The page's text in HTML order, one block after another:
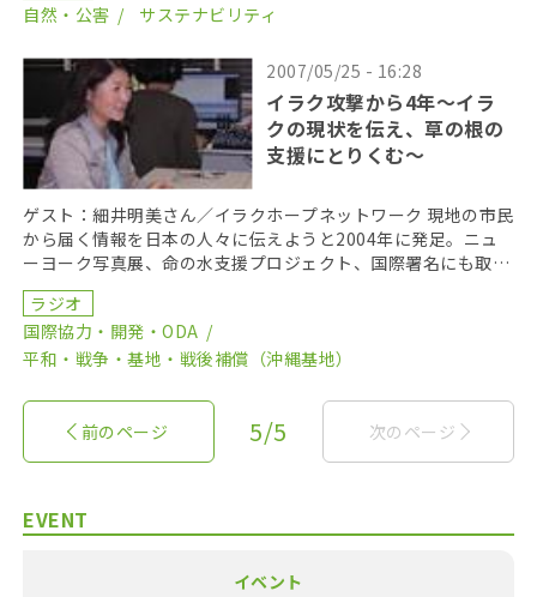
自然・公害
サステナビリティ
2007/05/25 - 16:28
イラク攻撃から4年～イラ
クの現状を伝え、草の根の
支援にとりくむ～
ゲスト：細井明美さん／イラクホープネットワーク 現地の市民
から届く情報を日本の人々に伝えようと2004年に発足。ニュ
ーヨーク写真展、命の水支援プロジェクト、国際署名にも取り
組み、全国各地で現地の状況を伝える講演会を行って […]
ラジオ
国際協力・開発・ODA
平和・戦争・基地・戦後補償（沖縄基地）
前のページ 5/5 次のページ
EVENT
イベント